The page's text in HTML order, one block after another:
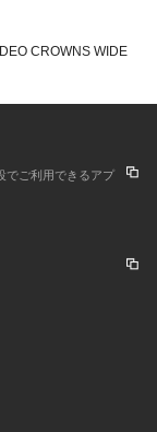
CROWNS WIDE
でご利用できるアプ